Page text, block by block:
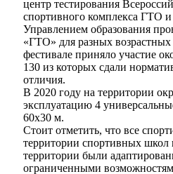
центр тестирования
спортивного комплекса ГТО и
Управлением образования
«ГТО» для разных
фестивале приняло участие
130 из которых сдали
отличия.
В 2020 году на территории
эксплуатацию 4
60х30 м.
Стоит отметить, что все
территории спортивных
территории были
ограниченными